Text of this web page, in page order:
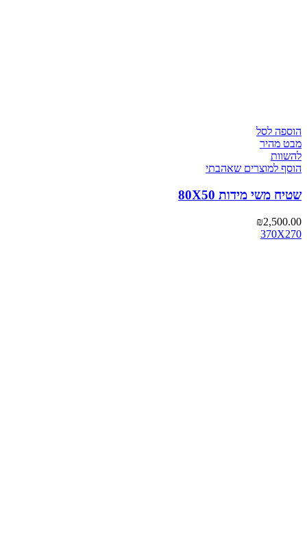
הוספה לסל
מבט מהיר
להשוות
הוסף למוצרים שאהבתי
שטיח משי מידות 80X50
₪2,500.00
370X270